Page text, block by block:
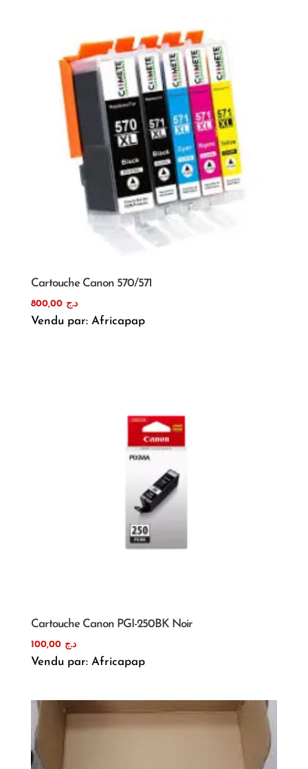
Cartouche Canon 570/571
د.ج 800,00
Vendu par: Africapap
Cartouche Canon PGI-250BK Noir
د.ج 100,00
Vendu par: Africapap